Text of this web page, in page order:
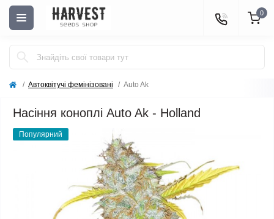
0
Автоквітучі фемінізовані Auto Ak
Насіння коноплі Auto Ak - Holland
Популярний